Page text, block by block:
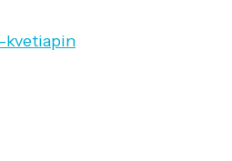
kvetiapin